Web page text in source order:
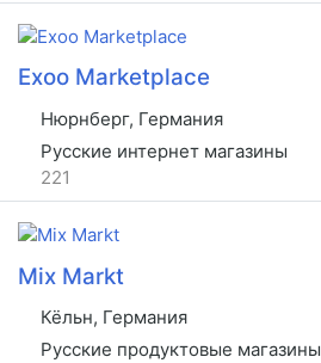
Exoo Marketplace
Нюрнберг, Германия
Русские интернет магазины
221
Mix Markt
Кёльн, Германия
Русские продуктовые магазины